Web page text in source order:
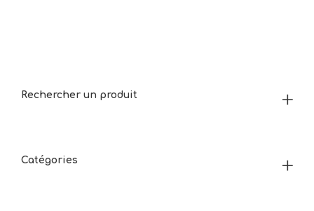
Rechercher un produit
Catégories